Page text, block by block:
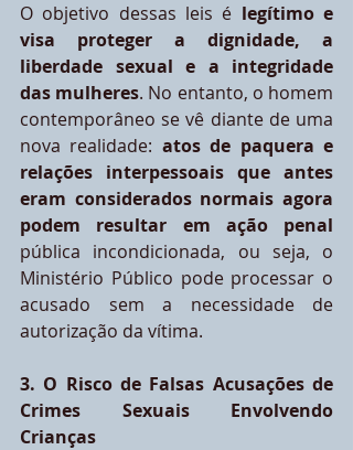
O objetivo dessas leis é legítimo e
visa proteger a dignidade, a
liberdade sexual e a integridade
das mulheres. No entanto, o homem
contemporâneo se vê diante de uma
nova realidade: atos de paquera e
relações interpessoais que antes
eram considerados normais agora
podem resultar em ação penal
pública incondicionada, ou seja, o
Ministério Público pode processar o
acusado sem a necessidade de
autorização da vítima.
3. O Risco de Falsas Acusações de
Crimes Sexuais Envolvendo
Crianças